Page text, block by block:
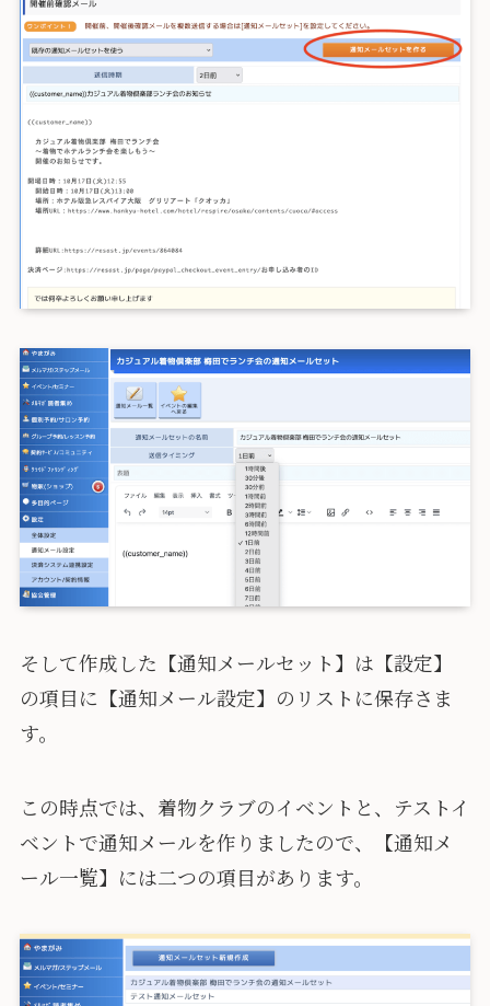
そして作成した【通知メールセット】は【設定】
の項目に【通知メール設定】のリストに保存さま
す。
この時点では、着物クラブのイベントと、テストイ
ベントで通知メールを作りましたので、【通知メ
ール一覧】には二つの項目があります。